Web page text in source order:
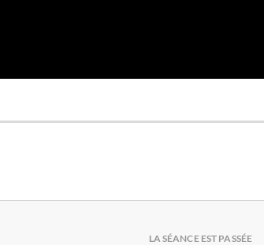
LA SÉANCE EST PASSÉE